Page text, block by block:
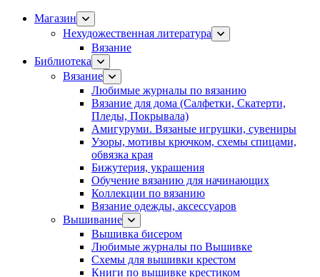
Магазин
Нехудожественная литература
Вязание
Библиотека
Вязание
Любимые журналы по вязанию
Вязание для дома (Салфетки, Скатерти,
Пледы, Покрывала)
Амигуруми. Вязаные игрушки, сувениры
Узоры, мотивы крючком, схемы спицами,
обвязка края
Бижутерия, украшения
Обучение вязанию для начинающих
Коллекции по вязанию
Вязание одежды, аксессуаров
Вышивание
Вышивка бисером
Любимые журналы по Вышивке
Схемы для вышивки крестом
Книги по вышивке крестиком